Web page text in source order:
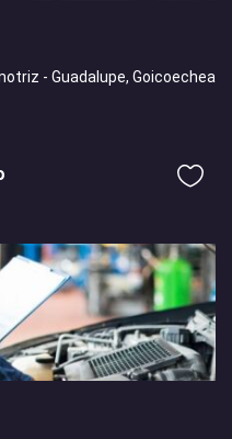
- Guadalupe, Goicoechea